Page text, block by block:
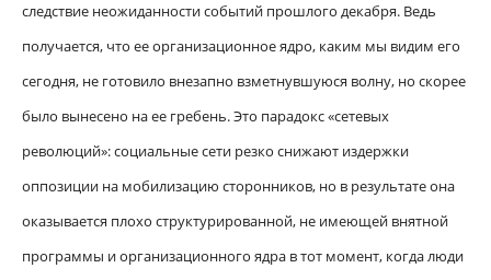
следствие неожиданности событий прошлого декабря. Ведь
получается, что ее организационное ядро, каким мы видим его
сегодня, не готовило внезапно взметнувшуюся волну, но скорее
было вынесено на ее гребень. Это парадокс «сетевых
революций»: социальные сети резко снижают издержки
оппозиции на мобилизацию сторонников, но в результате она
оказывается плохо структурированной, не имеющей внятной
программы и организационного ядра в тот момент, когда люди